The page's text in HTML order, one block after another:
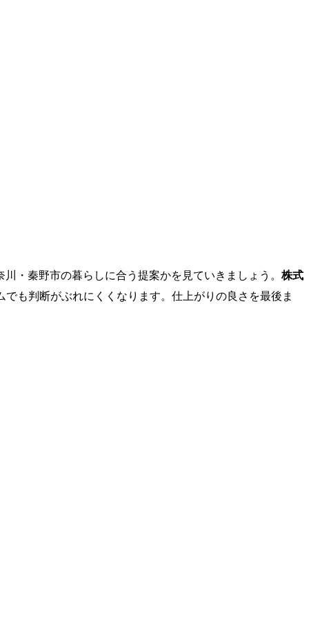
・秦野市の暮らしに合う提案かを見ていきましょう。 株式
も判断がぶれにくくなります。仕上がりの良さを最後ま